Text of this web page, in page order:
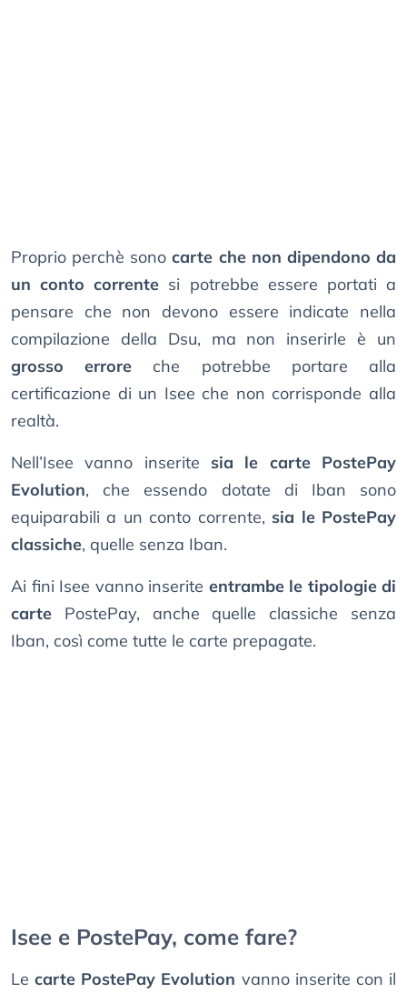
Proprio perchè sonocarte che non dipendono da
un conto corrente si potrebbe essere portati a
pensare che non devono essere indicate nella
compilazione della Dsu, ma non inserirle è un
grosso errore che potrebbe portare alla
certificazione di un Isee che non corrisponde alla
realtà.
Nell’Isee vanno inserite sia le carte PostePay
Evolution, che essendo dotate di Iban sono
equiparabili a un conto corrente, sia le PostePay
classiche, quelle senza Iban.
Ai fini Isee vanno inserite entrambe le tipologie di
carte PostePay, anche quelle classiche senza
Iban, così come tutte le carte prepagate.
Isee e PostePay, come fare?
Lecarte PostePay Evolution vanno inserite con il